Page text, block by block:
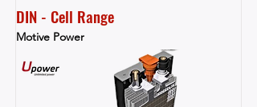
DIN - Cell Range
Motive Power